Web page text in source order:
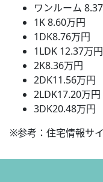
ワンルーム
1K 8.60万円
1DK8.76万円
1LDK 12.37万円
2K8.36万円
2DK11.56万円
2LDK17.20万円
3DK20.48万円
※参考：住宅情報サ